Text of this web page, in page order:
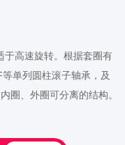
于高速旋转。根据套圈有
单列圆柱滚子轴承，及
圈、外圈可分离的结构。